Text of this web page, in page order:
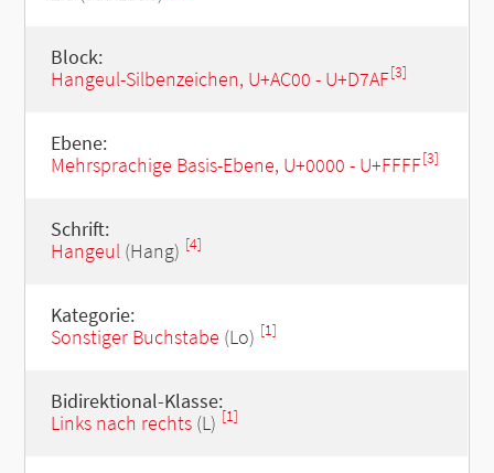
Block:
Hangeul-Silbenzeichen, U+AC00 - U+D7AF[3]
Ebene:
Mehrsprachige Basis-Ebene, U+0000 - U+FFFF[3]
Schrift:
Hangeul(Hang) [4]
Kategorie:
Sonstiger Buchstabe (Lo) [1]
Bidirektional-Klasse:
Links nach rechts(L) [1]